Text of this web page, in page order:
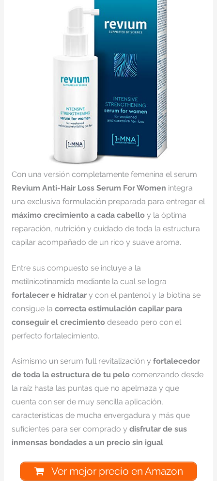
Con una versión completamente femenina el serum
Revium Anti-Hair Loss Serum For Women integra
una exclusiva formulación preparada para entregar el
máximo crecimiento a cada cabelloy la óptima
reparación, nutrición y cuidado de toda la estructura
capilar acompañado de un rico y suave aroma.
Entre sus compuesto se incluye a la
metilnicotinamida mediante la cual se logra
fortalecer e hidratary con el pantenol y la biotina se
consigue la correcta estimulación capilar para
conseguir el crecimientodeseado pero con el
perfecto fortalecimiento.
Asimismo un serum full revitalización y fortalecedor
de toda la estructura de tu pelocomenzando desde
la raíz hasta las puntas que no apelmaza y que
cuenta con ser de muy sencilla aplicación,
características de mucha envergadura y más que
suficientes para ser comprado y disfrutar de sus
inmensas bondades a un precio sin igual.
Ver mejor precio en Amazon